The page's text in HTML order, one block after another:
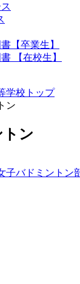
【卒業生】
【在校生】
学校トップ
ン
ン
子バドミントン